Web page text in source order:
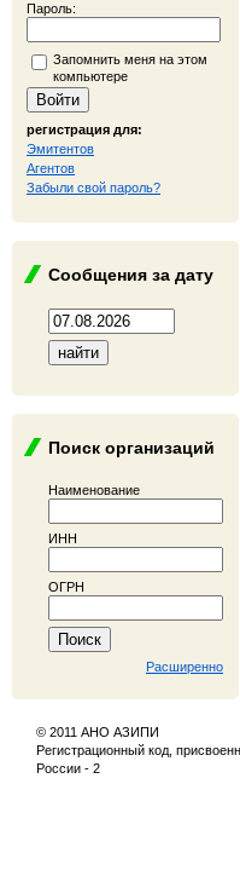
Пароль:
Запомнить меня на этом
компьютере
регистрация для:
Эмитентов
Агентов
Забыли свой пароль?
Сообщения за дату
Поиск организаций
Наименование
ИНН
ОГРН
Расширенно
© 2011 АНО АЗИПИ
Регистрационный код,
России - 2